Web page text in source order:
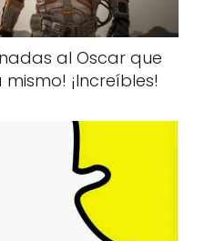
al Oscar que
¡Increíbles!